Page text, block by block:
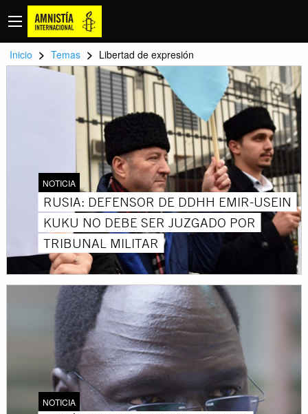
Inicio > Temas > Libertad de expresión
NOTICIA
RUSIA: DEFENSOR DE DDHH EMIR-USEIN
KUKU NO DEBE SER JUZGADO POR
TRIBUNAL MILITAR
NOTICIA